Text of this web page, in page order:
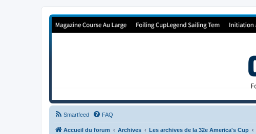
Forum de Cup In Europe
Smartfeed FAQ
Accueil du forum Archives Les archives de la 32e America's Cup